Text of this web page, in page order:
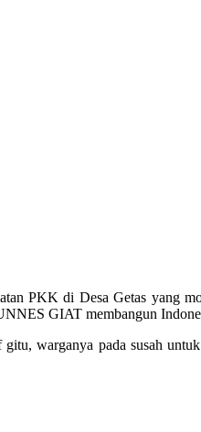
PKK di Desa Getas yang
GIAT membangun
warganya pada susah